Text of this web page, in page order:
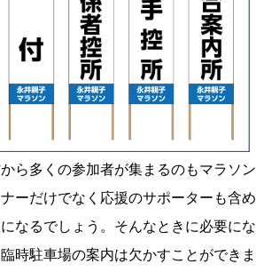
ら多くの参加者が集まるのもマラソン
ーだけでなく応援のサポーターも含め
なるでしょう。そんなときに必要にな
時駐車場の案内は欠かすことができま